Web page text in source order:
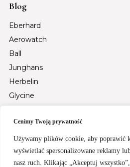
Cenimy Twoją prywatność
Używamy plików cookie, aby poprawić
wyświetlać spersonalizowane reklamy
nasz ruch. Klikając „Akceptuj
Blog
Eberhard
Aerowatch
Ball
Junghans
Herbelin
Glycine
Tsar Bomba
Fiyta
Santa Barbara Polo & Racquet